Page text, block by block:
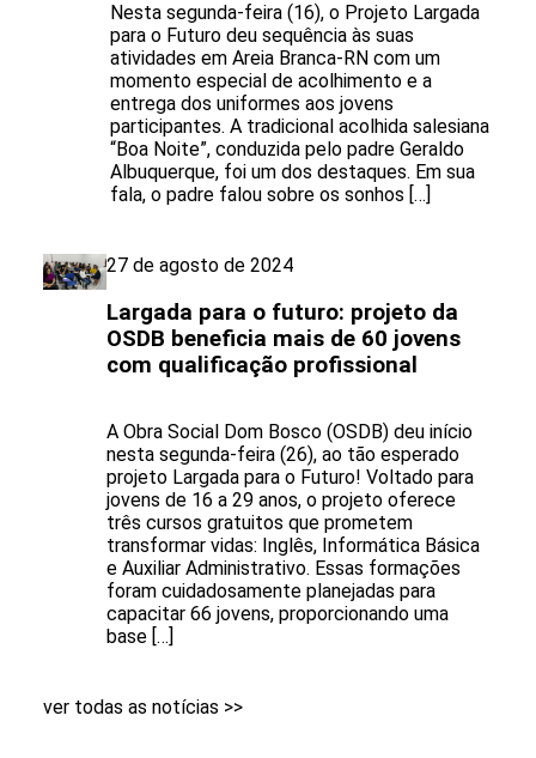
Nesta segunda-feira (16), o Projeto Largada
para o Futuro deu sequência às suas
atividades em Areia Branca-RN com um
momento especial de acolhimento e a
entrega dos uniformes aos jovens
participantes. A tradicional acolhida salesiana
“Boa Noite”, conduzida pelo padre Geraldo
Albuquerque, foi um dos destaques. Em sua
fala, o padre falou sobre os sonhos […]
27 de agosto de 2024
Largada para o futuro: projeto da
OSDB beneficia mais de 60 jovens
com qualificação profissional
A Obra Social Dom Bosco (OSDB) deu início
nesta segunda-feira (26), ao tão esperado
projeto Largada para o Futuro! Voltado para
jovens de 16 a 29 anos, o projeto oferece
três cursos gratuitos que prometem
transformar vidas: Inglês, Informática Básica
e Auxiliar Administrativo. Essas formações
foram cuidadosamente planejadas para
capacitar 66 jovens, proporcionando uma
base […]
ver todas as notícias >>